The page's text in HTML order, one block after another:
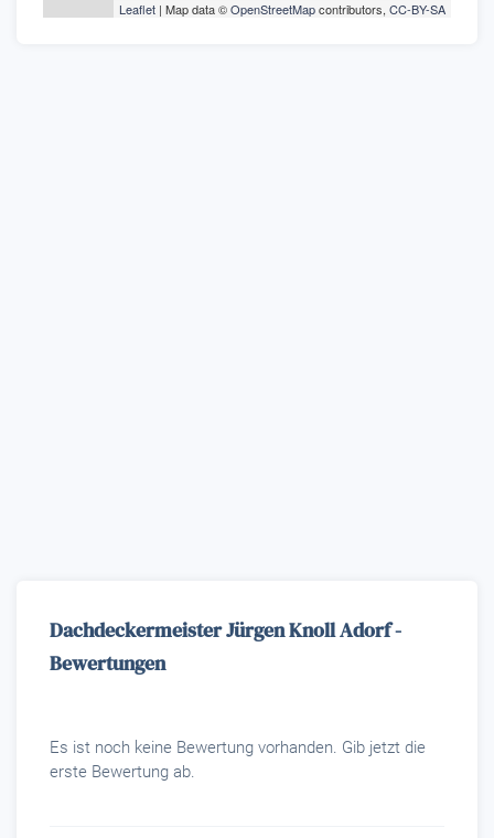
Leaflet | Map data ©OpenStreetMapcontributors, CC-BY-SA
Dachdeckermeister Jürgen Knoll Adorf -
Bewertungen
Es ist noch keine Bewertung vorhanden. Gib jetzt die
erste Bewertung ab.